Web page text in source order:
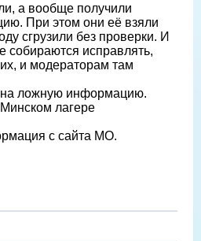
а вообще получили
При этом они её взяли
сгрузили без проверки. И
собираются исправлять,
и модераторам там
ложную информацию.
лагере
с сайта МО.